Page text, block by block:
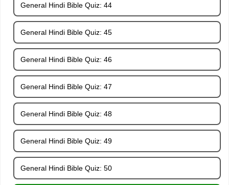
General Hindi Bible Quiz: 44
General Hindi Bible Quiz: 45
General Hindi Bible Quiz: 46
General Hindi Bible Quiz: 47
General Hindi Bible Quiz: 48
General Hindi Bible Quiz: 49
General Hindi Bible Quiz: 50